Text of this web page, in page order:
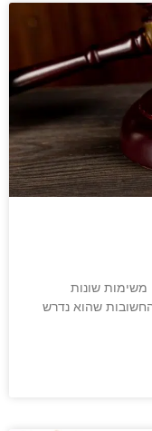
משימות שונות
שהוא נדרש